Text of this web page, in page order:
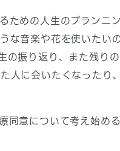
ための人生のプランニ
な音楽や花を使いたい
の振り返り、また残り
人に会いたくなったり
同意について考え始め